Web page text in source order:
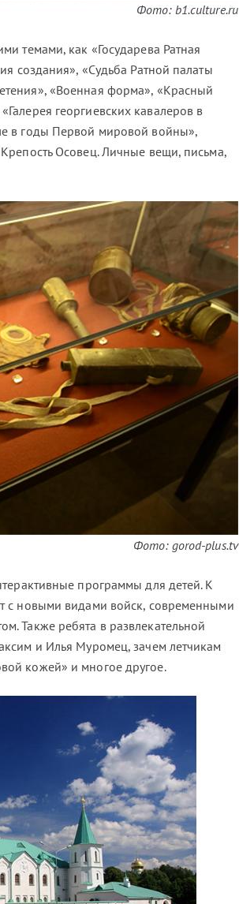
Фото: b1.culture.ru
темами, как «Государева Ратная
создания», «Судьба Ратной палаты
«Военная форма», «Красный
георгиевских кавалеров в
в годы Первой мировой войны»,
Осовец. Личные вещи, письма,
Фото: gorod-plus.tv
программы для детей. К
с новыми видами войск, современными
Также ребята в развлекательной
и Илья Муромец, зачем летчикам
кожей» и многое другое.